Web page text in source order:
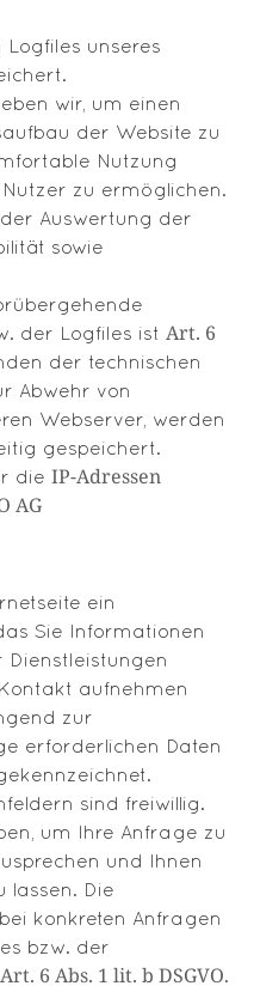
unseres
wir, um einen
der Website zu
Nutzung
zu ermöglichen.
Auswertung der
sowie
der Logfiles ist Art. 6
der technischen
Abwehr von
Webserver, werden
gespeichert.
die IP-Adressen
AG
ein
Sie Informationen
Dienstleistungen
aufnehmen
zur
erforderlichen Daten
sind freiwillig.
um Ihre Anfrage zu
und Ihnen
lassen. Die
konkreten Anfragen
bzw. der
Art. 6 Abs. 1 lit. b DSGVO.